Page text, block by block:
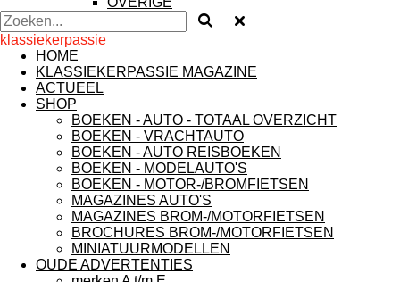
klassiekerpassie
HOME
KLASSIEKERPASSIE MAGAZINE
ACTUEEL
SHOP
BOEKEN - AUTO - TOTAAL OVERZICHT
BOEKEN - VRACHTAUTO
BOEKEN - AUTO REISBOEKEN
BOEKEN - MODELAUTO'S
BOEKEN - MOTOR-/BROMFIETSEN
MAGAZINES AUTO'S
MAGAZINES BROM-/MOTORFIETSEN
BROCHURES BROM-/MOTORFIETSEN
MINIATUURMODELLEN
OUDE ADVERTENTIES